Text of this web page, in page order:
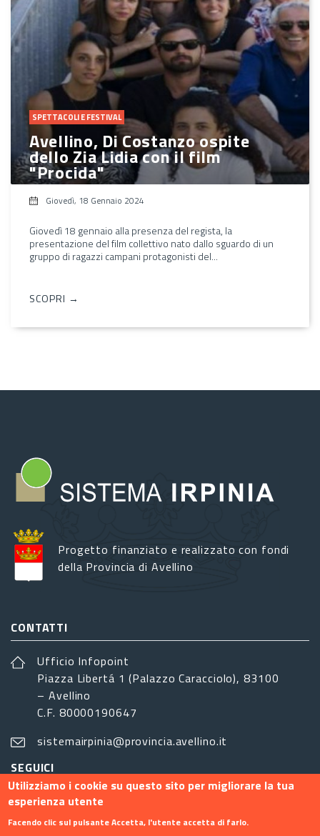
SPETTACOLI E FESTIVAL
Avellino, Di Costanzo ospite
dello Zia Lidia con il film
"Procida"
Giovedì, 18 Gennaio 2024
Giovedì 18 gennaio alla presenza del regista, la
presentazione del film collettivo nato dallo sguardo di un
gruppo di ragazzi campani protagonisti del...
SCOPRI →
Progetto finanziato e realizzato con fondi
della Provincia di Avellino
CONTATTI
Ufficio Infopoint
Piazza Libertá 1 (Palazzo Caracciolo), 83100
– Avellino
C.F. 80000190647
sistemairpinia@provincia.avellino.it
SEGUICI
Utilizziamo i cookie su questo sito per migliorare la tua
esperienza utente
Facendo clic sul pulsante Accetta, l'utente accetta di farlo.